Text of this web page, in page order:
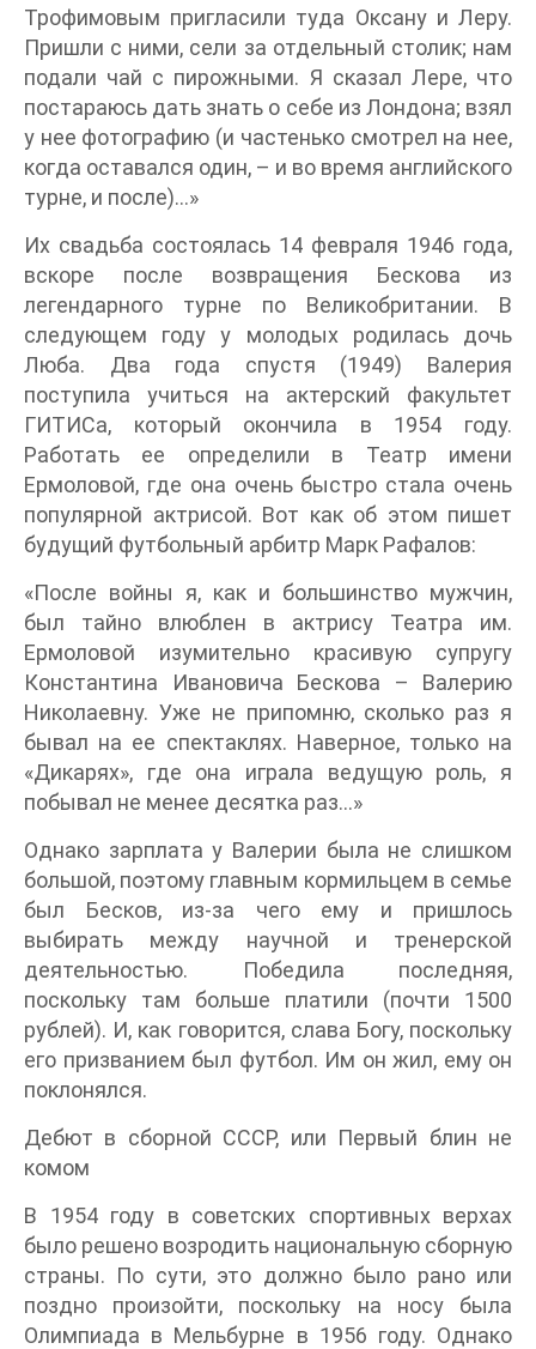
Трофимовым пригласили туда Оксану и Леру.
Пришли с ними, сели за отдельный столик; нам
подали чай с пирожными. Я сказал Лере, что
постараюсь дать знать о себе из Лондона; взял
у нее фотографию (и частенько смотрел на нее,
когда оставался один, – и во время английского
турне, и после)…»
Их свадьба состоялась 14 февраля 1946 года,
вскоре после возвращения Бескова из
легендарного турне по Великобритании. В
следующем году у молодых родилась дочь
Люба. Два года спустя (1949) Валерия
поступила учиться на актерский факультет
ГИТИСа, который окончила в 1954 году.
Работать ее определили в Театр имени
Ермоловой, где она очень быстро стала очень
популярной актрисой. Вот как об этом пишет
будущий футбольный арбитр Марк Рафалов:
«После войны я, как и большинство мужчин,
был тайно влюблен в актрису Театра им.
Ермоловой изумительно красивую супругу
Константина Ивановича Бескова – Валерию
Николаевну. Уже не припомню, сколько раз я
бывал на ее спектаклях. Наверное, только на
«Дикарях», где она играла ведущую роль, я
побывал не менее десятка раз…»
Однако зарплата у Валерии была не слишком
большой, поэтому главным кормильцем в семье
был Бесков, из-за чего ему и пришлось
выбирать между научной и тренерской
деятельностью. Победила последняя,
поскольку там больше платили (почти 1500
рублей). И, как говорится, слава Богу, поскольку
его призванием был футбол. Им он жил, ему он
поклонялся.
Дебют в сборной СССР, или Первый блин не
комом
В 1954 году в советских спортивных верхах
было решено возродить национальную сборную
страны. По сути, это должно было рано или
поздно произойти, поскольку на носу была
Олимпиада в Мельбурне в 1956 году. Однако